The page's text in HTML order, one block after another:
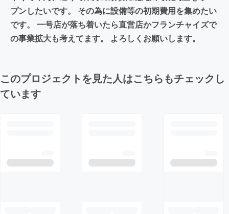
プンしたいです。 その為に設備等の初期費用を集めたい
です。 一号店が落ち着いたら直営店かフランチャイズで
の事業拡大も考えてます。 よろしくお願いします。
このプロジェクトを見た人はこちらもチェックし
ています